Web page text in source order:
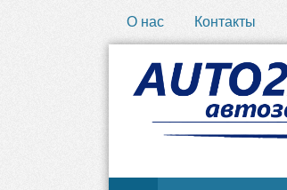
О нас Контакты